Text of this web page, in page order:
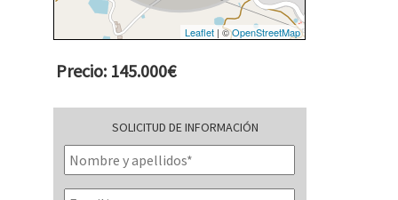
Leaflet | ©OpenStreetMap
Precio: 145.000€
SOLICITUD DE INFORMACIÓN